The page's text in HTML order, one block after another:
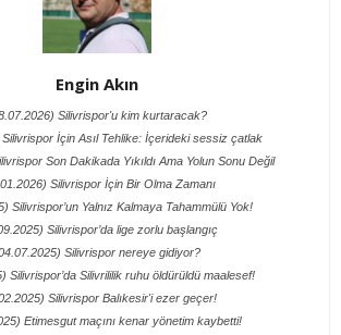
Engin Akın
Silivrispor'u kim kurtaracak?
İçin Asıl Tehlike: İçerideki sessiz çatlak
Son Dakikada Yıkıldı Ama Yolun Sonu Değil
Silivrispor İçin Bir Olma Zamanı
Silivrispor’un Yalnız Kalmaya Tahammülü Yok!
Silivrispor’da lige zorlu başlangıç
Silivrispor nereye gidiyor?
Silivrispor’da Silivrililik ruhu öldürüldü maalesef!
Silivrispor Balıkesir'i ezer geçer!
Etimesgut maçını kenar yönetim kaybetti!